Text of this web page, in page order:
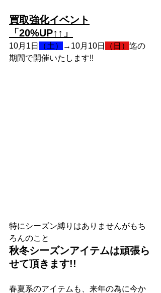
買取強化イベント
「20%UP↑↑」
10月1日 （土） →10月10日 （日） 迄の
期間で開催いたします!!
特にシーズン縛りはありませんがもち
ろんのこと
秋冬シーズンアイテムは頑張ら
せて頂きます!!
春夏系のアイテムも、来年の為に今か